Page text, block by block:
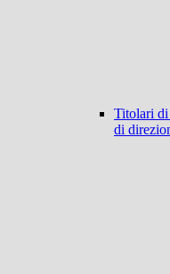
Titolari
di